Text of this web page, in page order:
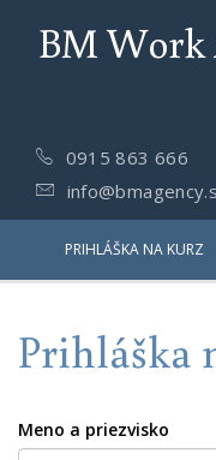
BM Work
0915 863 666
PRIHLÁŠKA NA KURZ
Prihláška
Meno a priezvisko